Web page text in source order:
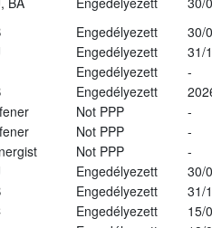
Engedélyezett
30/
Engedélyezett
31/
Engedélyezett
-
Engedélyezett
Not PPP
-
Not PPP
-
Not PPP
-
Engedélyezett
30/
Engedélyezett
31/
Engedélyezett
15/